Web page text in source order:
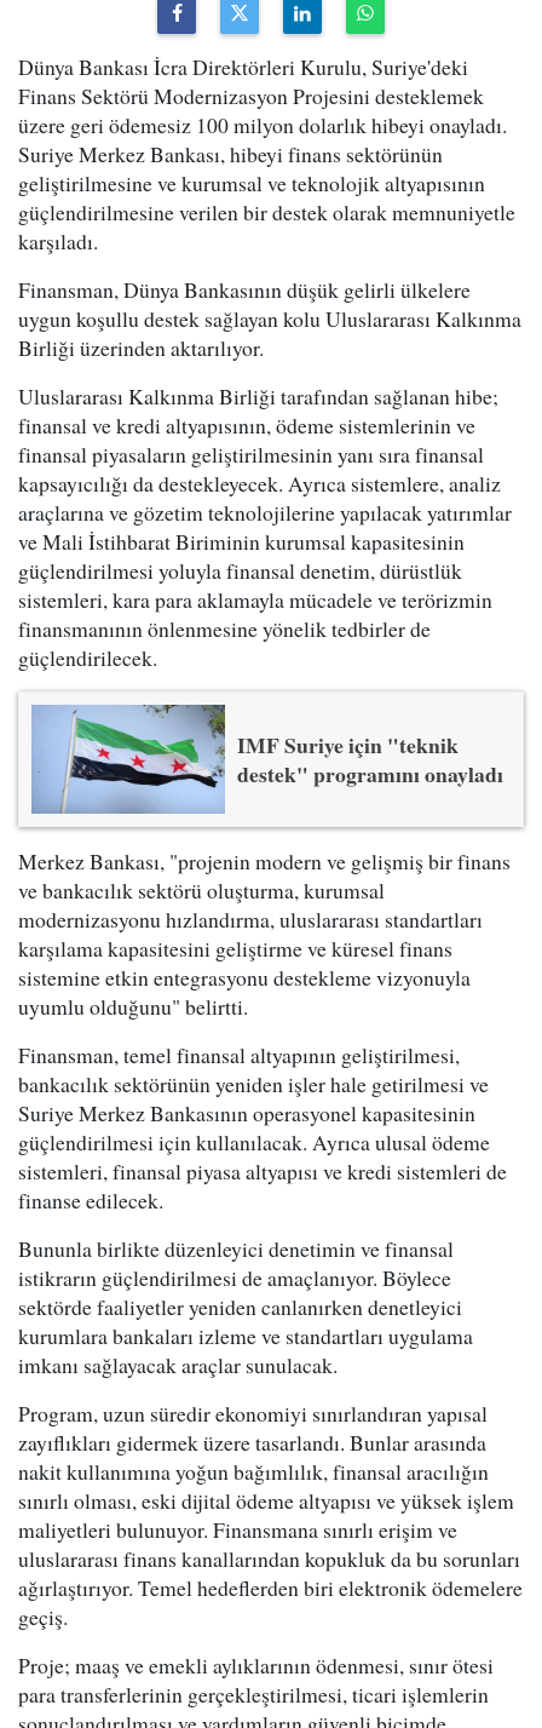
Dünya Bankası İcra Direktörleri Kurulu, Suriye'deki
Finans Sektörü Modernizasyon Projesini desteklemek
üzere geri ödemesiz 100 milyon dolarlık hibeyi onayladı.
Suriye Merkez Bankası, hibeyi finans sektörünün
geliştirilmesine ve kurumsal ve teknolojik altyapısının
güçlendirilmesine verilen bir destek olarak memnuniyetle
karşıladı.
Finansman, Dünya Bankasının düşük gelirli ülkelere
uygun koşullu destek sağlayan kolu Uluslararası Kalkınma
Birliği üzerinden aktarılıyor.
Uluslararası Kalkınma Birliği tarafından sağlanan hibe;
finansal ve kredi altyapısının, ödeme sistemlerinin ve
finansal piyasaların geliştirilmesinin yanı sıra finansal
kapsayıcılığı da destekleyecek. Ayrıca sistemlere, analiz
araçlarına ve gözetim teknolojilerine yapılacak yatırımlar
ve Mali İstihbarat Biriminin kurumsal kapasitesinin
güçlendirilmesi yoluyla finansal denetim, dürüstlük
sistemleri, kara para aklamayla mücadele ve terörizmin
finansmanının önlenmesine yönelik tedbirler de
güçlendirilecek.
IMF Suriye için "teknik
destek" programını onayladı
Merkez Bankası, "projenin modern ve gelişmiş bir finans
ve bankacılık sektörü oluşturma, kurumsal
modernizasyonu hızlandırma, uluslararası standartları
karşılama kapasitesini geliştirme ve küresel finans
sistemine etkin entegrasyonu destekleme vizyonuyla
uyumlu olduğunu" belirtti.
Finansman, temel finansal altyapının geliştirilmesi,
bankacılık sektörünün yeniden işler hale getirilmesi ve
Suriye Merkez Bankasının operasyonel kapasitesinin
güçlendirilmesi için kullanılacak. Ayrıca ulusal ödeme
sistemleri, finansal piyasa altyapısı ve kredi sistemleri de
finanse edilecek.
Bununla birlikte düzenleyici denetimin ve finansal
istikrarın güçlendirilmesi de amaçlanıyor. Böylece
sektörde faaliyetler yeniden canlanırken denetleyici
kurumlara bankaları izleme ve standartları uygulama
imkanı sağlayacak araçlar sunulacak.
Program, uzun süredir ekonomiyi sınırlandıran yapısal
zayıflıkları gidermek üzere tasarlandı. Bunlar arasında
nakit kullanımına yoğun bağımlılık, finansal aracılığın
sınırlı olması, eski dijital ödeme altyapısı ve yüksek işlem
maliyetleri bulunuyor. Finansmana sınırlı erişim ve
uluslararası finans kanallarından kopukluk da bu sorunları
ağırlaştırıyor. Temel hedeflerden biri elektronik ödemelere
geçiş.
Proje; maaş ve emekli aylıklarının ödenmesi, sınır ötesi
para transferlerinin gerçekleştirilmesi, ticari işlemlerin